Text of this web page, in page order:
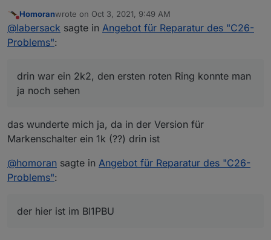
Do not disturb
Homoranwrote on Oct 3, 2021, 9:49 AM
last edited by
@labersack sagte in Angebot für Reparatur des "C26-
Problems":
drin war ein 2k2, den ersten roten Ring konnte man
ja noch sehen
das wunderte mich ja, da in der Version für
Markenschalter ein 1k (??) drin ist
@homoran sagte in Angebot für Reparatur des "C26-
Problems":
der hier ist im Bl1PBU